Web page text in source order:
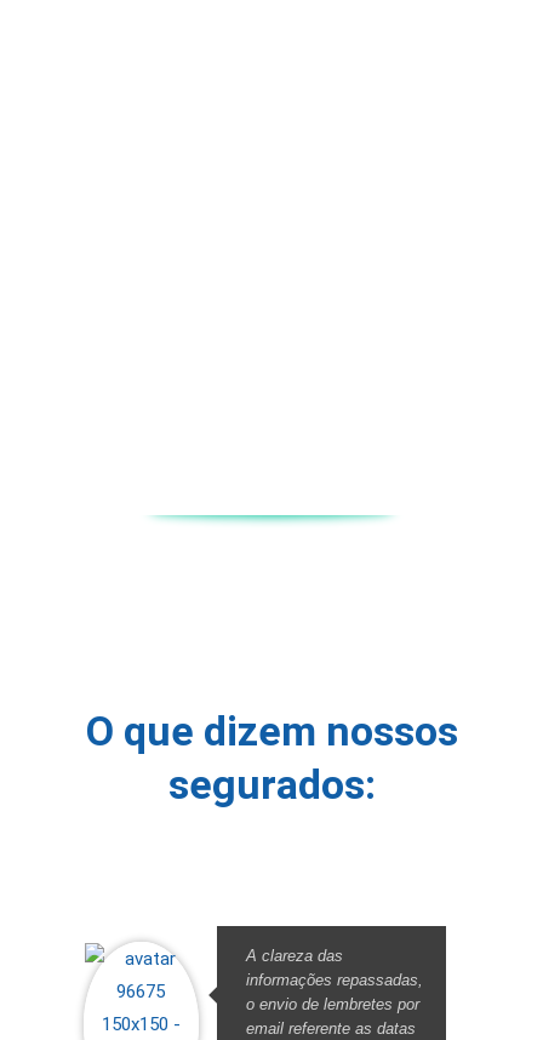
O que dizem nossos
segurados:
A clareza das
informações repassadas,
o envio de lembretes por
email referente as datas